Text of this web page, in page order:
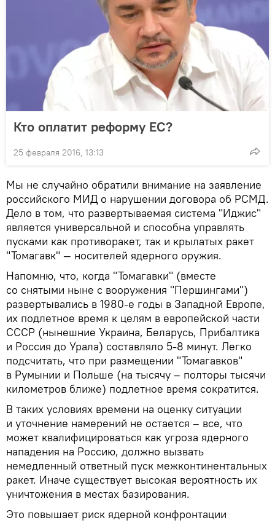
Кто оплатит реформу ЕС?
25 февраля 2016, 13:13
Мы не случайно обратили внимание на заявление
российского МИД о нарушении договора об РСМД.
Дело в том, что развертываемая система "Иджис"
является универсальной и способна управлять
пусками как противоракет, так и крылатых ракет
"Томагавк" — носителей ядерного оружия.
Напомню, что, когда "Томагавки" (вместе
со снятыми ныне с вооружения "Першингами")
развертывались в 1980-е годы в Западной Европе,
их подлетное время к целям в европейской части
СССР (нынешние Украина, Беларусь, Прибалтика
и Россия до Урала) составляло 5-8 минут. Легко
подсчитать, что при размещении "Томагавков"
в Румынии и Польше (на тысячу – полторы тысячи
километров ближе) подлетное время сократится.
В таких условиях времени на оценку ситуации
и уточнение намерений не остается – все, что
может квалифицироваться как угроза ядерного
нападения на Россию, должно вызвать
немедленный ответный пуск межконтинентальных
ракет. Иначе существует высокая вероятность их
уничтожения в местах базирования.
Это повышает риск ядерной конфронтации